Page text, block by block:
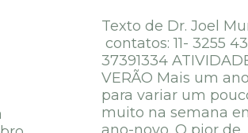
Texto de Dr. Joel
contatos: 11-
37391334
VERÃO Mais um
para variar um
muito na semana